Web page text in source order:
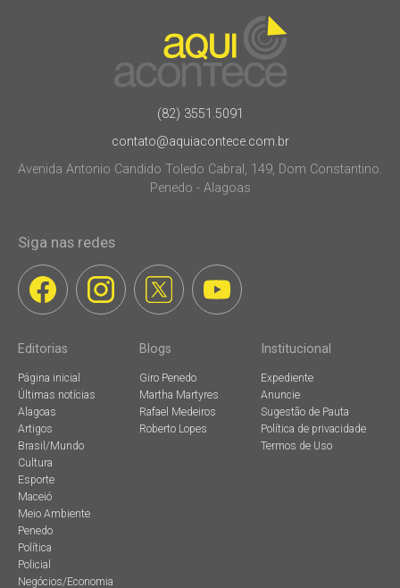
(82) 3551.5091
contato@aquiacontece.com.br
Avenida Antonio Candido Toledo Cabral, 149, Dom Constantino.
Penedo - Alagoas
Siga nas redes
Editorias
Página inicial
Últimas notícias
Alagoas
Artigos
Brasil/Mundo
Cultura
Esporte
Maceió
Meio Ambiente
Penedo
Política
Policial
Negócios/Economia
Blogs
Giro Penedo
Martha Martyres
Rafael Medeiros
Roberto Lopes
Institucional
Expediente
Anuncie
Sugestão de Pauta
Política de privacidade
Termos de Uso